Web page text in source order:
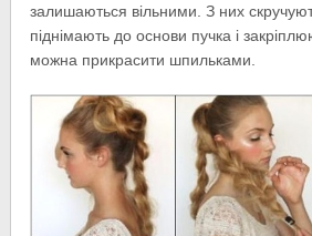
залишаються вільними. З них
піднімають до основи пучка і
можна прикрасити шпильками.